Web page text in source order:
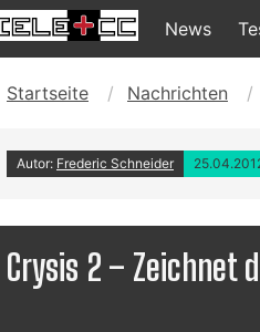
News
Startseite Nachrichten
Autor: Frederic Schneider
Crysis 2 – Zeichnet